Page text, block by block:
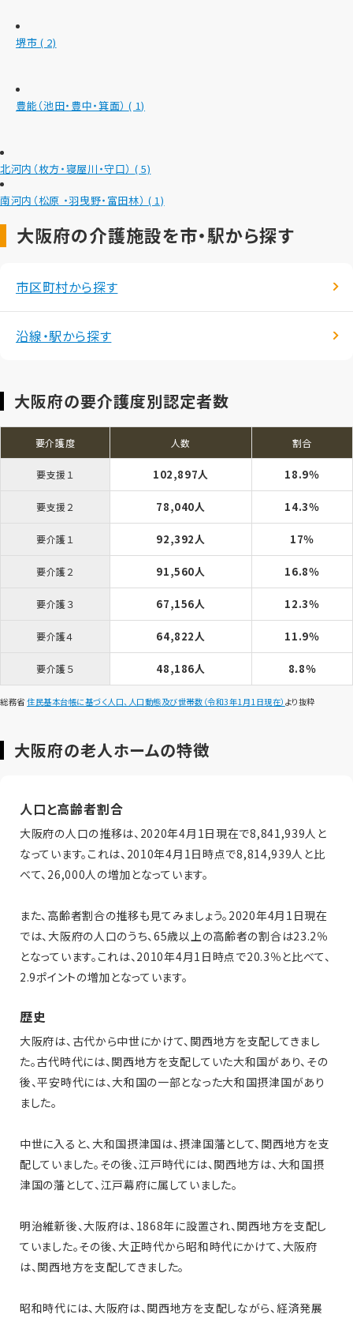
堺市 ( 2)
豊能（池田・豊中・箕面）( 1)
北河内（枚方・寝屋川・守口） ( 5)
南河内（松原 ・羽曳野・富田林）( 1)
大阪府の介護施設を市・駅から探す
市区町村から探す
沿線・駅から探す
大阪府の要介護度別認定者数
要介護度 人数 割合
要支援１ 102,897人 18.9％
要支援２ 78,040人 14.3％
要介護１ 92,392人 17％
要介護２ 91,560人 16.8％
要介護３ 67,156人 12.3％
要介護４ 64,822人 11.9％
要介護５ 48,186人 8.8％
総務省住民基本台帳に基づく人口、人口動態及び世帯数（令和3年1月1日現在） より抜粋
大阪府の老人ホームの特徴
人口と高齢者割合
大阪府の人口の推移は、2020年4月1日現在で8,841,939人と
なっています。これは、2010年4月1日時点で8,814,939人と比
べて、26,000人の増加となっています。
また、高齢者割合の推移も見てみましょう。2020年4月1日現在
では、大阪府の人口のうち、65歳以上の高齢者の割合は23.2％
となっています。これは、2010年4月1日時点で20.3％と比べて、
2.9ポイントの増加となっています。
歴史
大阪府は、古代から中世にかけて、関西地方を支配してきまし
た。古代時代には、関西地方を支配していた大和国があり、その
後、平安時代には、大和国の一部となった大和国摂津国があり
ました。
中世に入ると、大和国摂津国は、摂津国藩として、関西地方を支
配していました。その後、江戸時代には、関西地方は、大和国摂
津国の藩として、江戸幕府に属していました。
明治維新後、大阪府は、1868年に設置され、関西地方を支配し
ていました。その後、大正時代から昭和時代にかけて、大阪府
は、関西地方を支配してきました。
昭和時代には、大阪府は、関西地方を支配しながら、経済発展